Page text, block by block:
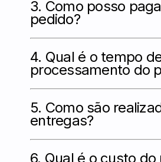
3. Como posso
pedido?
4. Qual é o tempo
processamento do
5. Como são
entregas?
6. Qual é o custo do